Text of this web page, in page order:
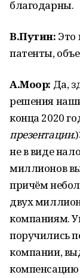
благодарны.
В.Путин: Это
патенты,
А.Моор: Да,
решения
конца 2020
презентации.
не в виде
миллионов
причём
двух
компаниям.
поручились
компании,
компенсацию